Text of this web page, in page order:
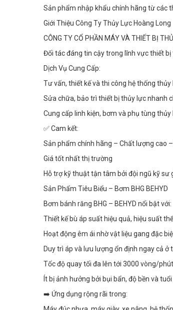
Sản phẩm nhập khẩu chính hãng từ các
Giới Thiệu Công Ty Thủy Lực Hoàng Long
CÔNG TY CỔ PHẦN MÁY VÀ THIẾT BỊ
Đối tác đáng tin cậy trong lĩnh vực thiết
Dịch Vụ Cung Cấp:
Tư vấn, thiết kế và thi công hệ thống
Sửa chữa, bảo trì thiết bị thủy lực nhanh
Cung cấp linh kiện, bơm và phụ tùng
✅ Cam kết:
Sản phẩm chính hãng – Chất lượng cao
Giá tốt nhất thị trường
Hỗ trợ kỹ thuật tận tâm bởi đội ngũ kỹ sư
Sản Phẩm Tiêu Biểu – Bơm BHG BEHYD
Bơm bánh răng BHG – BEHYD nổi bật với:
Thiết kế bù áp suất hiệu quả, hiệu suất
Hoạt động êm ái nhờ vật liệu gang đặc
Duy trì áp và lưu lượng ổn định ngay cả ở
Tốc độ quay tối đa lên tới 3000 vòng/phút
Ít bị ảnh hưởng bởi bụi bẩn, độ bền và
➡️ Ứng dụng rộng rãi trong: